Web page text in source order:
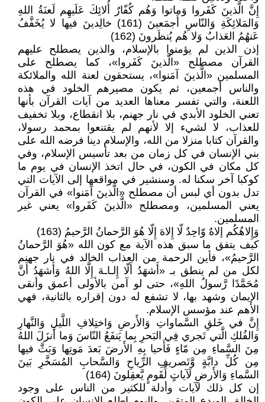
إِنَّ الَّذينَ كَفَروا وَماتوا وَهُم كُفّارٌ أُلائِكَ عَلَيهِم لَعنَةُ اللهِ
وَالمَلائِكَةِ وَالنّاسِ أَجمَعينَ (161) خالِدينَ فيها لا يُخَفَّفُ
عَنهُمُ العَذابُ وَلا هُم يُنظَرونَ (162)
إذن الذين لم يؤمنوا بالإسلام، والذين يصطلح عليهم
القرآن مصطلح «الَّذينَ كَفَروا»، كما يصطلح على
المسلمين «الَّذينَ آمَنوا»، يستحقون لعنة الله والملائكة
والناس أجمعين، ثم يكون مصيرهم الخلود في هذه
اللعنة، والتي تفسر معناها العديد من آيات القرآن بأنها
تعني الخلود الأبدي في نار جهنم، بلا انقطاع، وبلا تخفيف
للعذاب، لا لشيء إلا لأنهم لم يقتنعوا بمحمد رسولا،
والقرآن كتابا منزلا من الله، والإسلام دينا فرضه الله على
بني الإنسان في كل زمان من بعد تأسيس الإسلام، وفي
كل مكان في الكون، في حال اتخذ الإنسان في يوم ما
كوكبا آخر سكنا له. وسنشير في مواقعها إلى الآيات التي
تدل بدون أي لبس أن مصطلح «الَّذينَ آمَنوا» في القرآن
يعني المسلمين، ومصطلح «الَّذينَ كَفَروا» يعني غير
المسلمين.
وَإِلاهُكُم إلاهٌ وّاحِدٌ لّا إِلاهَ إِلّا هُوَ الرَّحمانُ الرَّحيمُ (163)
كيف يتفق ما سبق هذه الآية مع كون الله «هُوَ الرَّحمانُ
الرَّحيمُ»، فأين الرحمة من العذاب الخالد في نار جهنم
لكل من لم ينطق بـ «أَشهَدُ أَلّا إِلـاـهَ إِلَّا اللهُ وَأَشهَدُ أَنَّ
مُحَمَّدًا رَّسولُ اللهِ»، حتى لو آمن بالأولى أعمق وأنقى
الإيمان وشهد بها، لا تشفع له دون إقراره بالثانية، فهي
الأهم عند مؤسس الإسلام.
إِنَّ في خَلقِ السَّماواتِ وَالأَرضِ وَاختِلافِ اللَّيلِ وَالنَّهارِ
وَالفُلكِ الَّتي تَجري فِي البَحرِ بِما يَنفَعُ النّاسَ وَما أَنزَلَ اللهُ
مِنَ السَّماءِ مِن مّاءٍ فَأَحيا بِهِ الأَرضَ بَعدَ مَوتِها وَبَثَّ فيها
مِن كُلِّ دابَّةٍ وَّتَصريفِ الرِّياحِ وَالسَّحابِ المُسَخَّرِ بَينَ
السَّماءِ وَالأَرضِ لَآياتٍ لِّقَومٍ يَّعقِلونَ (164)
إن كل ذلك لآيات وأدلة للكثير من الناس على وجود